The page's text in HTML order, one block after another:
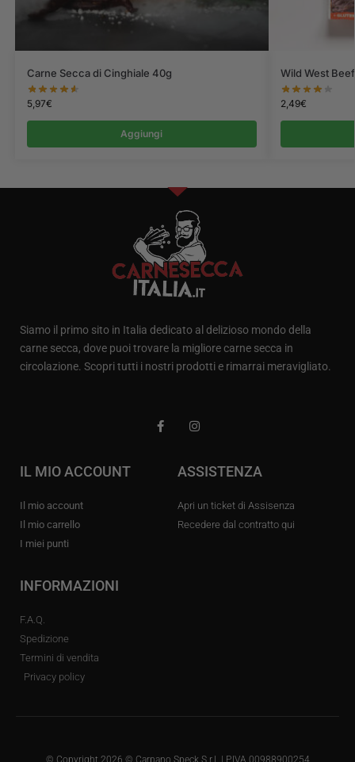
Carne Secca di Cinghiale 40g
5,97€
Aggiungi
Wild West
2,49€
Siamo il primo sito in Italia dedicato al delizioso mondo della
carne secca, dove puoi trovare la migliore carne secca in
circolazione. Scopri tutti i nostri prodotti e rimarrai meravigliato.
IL MIO ACCOUNT
Il mio account
Il mio carrello
I miei punti
ASSISTENZA
Apri un ticket di Assisenza
Recedere dal contratto qui
INFORMAZIONI
F.A.Q.
Spedizione
Termini di vendita
Privacy policy
© Copyright 2026 © Carpano Speck S.r.l. | P.IVA 00988900254